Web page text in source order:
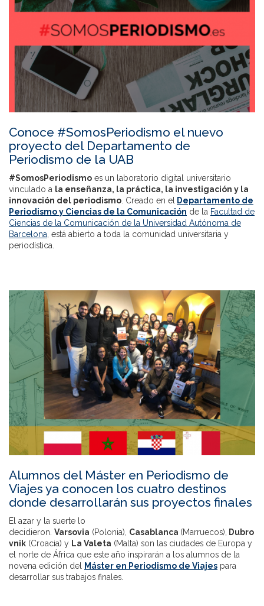
Conoce #SomosPeriodismo el nuevo
proyecto del Departamento de
Periodismo de la UAB
#SomosPeriodismo es un laboratorio digital universitario
vinculado a la enseñanza, la práctica, la investigación y la
innovación del periodismo. Creado en el Departamento de
Periodismo y Ciencias de la Comunicación de la Facultad de
Ciencias de la Comunicación de la Universidad Autónoma de
Barcelona, está abierto a toda la comunidad universitaria y
periodística.
Alumnos del Máster en Periodismo de
Viajes ya conocen los cuatro destinos
donde desarrollarán sus proyectos finales
El azar y la suerte lo
decidieron. Varsovia (Polonia), Casablanca (Marruecos),
Dubro
vnik (Croacia) y La Valeta (Malta) son las ciudades de Europa y
el norte de África que este año inspirarán a los alumnos de la
novena edición del
Máster en Periodismo de Viajes para
desarrollar sus trabajos finales.